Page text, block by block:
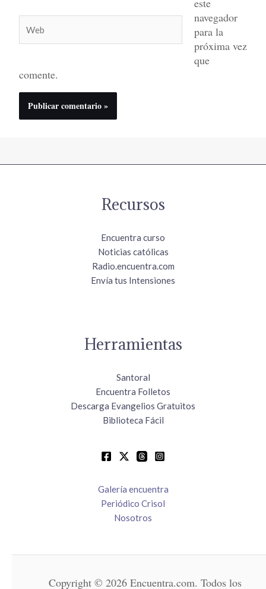
navegador
para la
próxima vez
que
comente.
Recursos
Encuentra curso
Noticias católicas
Radio.encuentra.com
Envía tus Intensiones
Herramientas
Santoral
Encuentra Folletos
Descarga Evangelios Gratuitos
Biblioteca Fácil
Galería encuentra
Periódico Crisol
Nosotros
Copyright © 2026 Encuentra.com. Todos los